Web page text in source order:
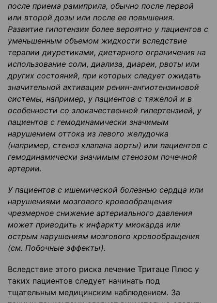
после приема рамиприла, обычно после первой
или второй дозы или после ее повышения.
Развитие гипотензии более вероятно у пациентов с
уменьшенным объемом жидкости вследствие
терапиидиуретиками,диетарного ограничения на
использование соли, диализа, диареи, рвоты или
других состояний, при которых следует ожидать
значительной активации ренин-ангиотензиновой
системы, например, у пациентов с тяжелой и в
особенности со злокачественной гипертензией, у
пациентов с гемодинамически значимым
нарушением оттока из левого желудочка
(например, стеноз клапана аорты) или пациентов с
гемодинамически значимым стенозом почечной
артерии.
У пациентов с ишемической болезнью сердца или
нарушениями мозгового кровообращения
чрезмерное снижение артериального давления
может приводить к инфаркту миокарда или
острым нарушениям мозгового кровообращения
(см. Побочные эффекты).
Вследствие этого риска лечение Тритаце Плюс у
таких пациентов следует начинать под
тщательным медицинским наблюдением. За